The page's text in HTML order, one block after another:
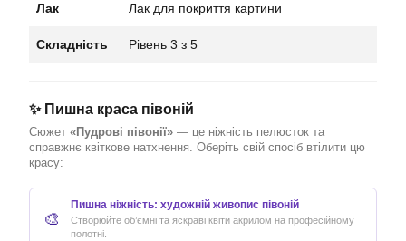
Лак Лак для покриття картини
Складність Рівень 3 з 5
✨ Пишна краса півоній
Сюжет «Пудрові півонії» — це ніжність пелюсток та
справжнє квіткове натхнення. Оберіть свій спосіб втілити цю
красу:
🎨
Пишна ніжність: художній живопис півоній
Створюйте об’ємні та яскраві квіти акрилом на професійному
полотні.